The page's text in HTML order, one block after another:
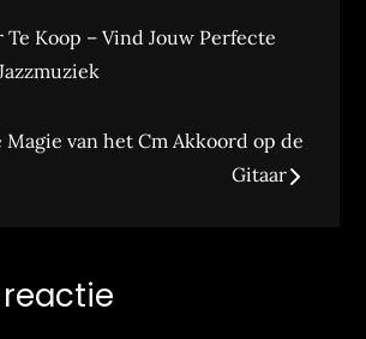
Te Koop – Vind Jouw Perfecte
van het Cm Akkoord op de
Gitaar